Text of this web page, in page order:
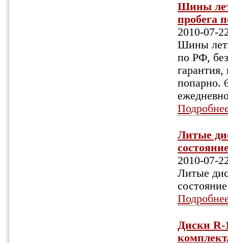
Шины
пробега
2010-07-
Шины
по РФ,
попарно.
Литые
2010-07-
Литые
Диски R-